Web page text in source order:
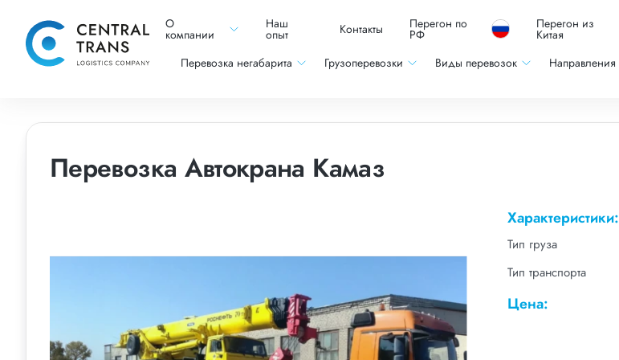
О
компании
Наш
опыт Контакты Перегон по
РФ
Перегон из
Китая
Перевозка негабарита Грузоперевозки Виды перевозок Направления
Перевозка Автокрана Камаз
Характеристики:
Тип груза
Тип транспорта
Цена: